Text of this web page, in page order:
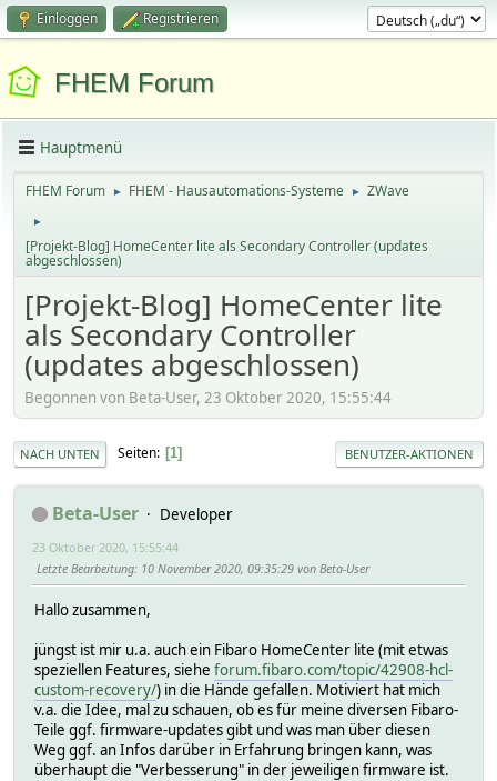
Einloggen Registrieren
FHEM Forum
Hauptmenü
FHEM Forum ► FHEM - Hausautomations-Systeme ► ZWave
►
[Projekt-Blog] HomeCenter lite als Secondary Controller (updates
abgeschlossen)
[Projekt-Blog] HomeCenter lite
als Secondary Controller
(updates abgeschlossen)
Begonnen von Beta-User, 23 Oktober 2020, 15:55:44
NACH UNTEN Seiten 1 BENUTZER-AKTIONEN
Beta-User Developer
23 Oktober 2020, 15:55:44
Letzte Bearbeitung: 10 November 2020, 09:35:29 von Beta-User
Hallo zusammen,
jüngst ist mir u.a. auch ein Fibaro HomeCenter lite (mit etwas
speziellen Features, siehe forum.fibaro.com/topic/42908-hcl-
custom-recovery/) in die Hände gefallen. Motiviert hat mich
v.a. die Idee, mal zu schauen, ob es für meine diversen Fibaro-
Teile ggf. firmware-updates gibt und was man über diesen
Weg ggf. an Infos darüber in Erfahrung bringen kann, was
überhaupt die "Verbesserung" in der jeweiligen firmware ist.